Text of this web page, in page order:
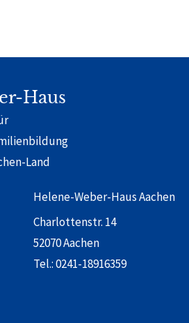
Haus
Land
Helene-Weber-Haus Aachen
Charlottenstr. 14
52070 Aachen
Tel.:0241-18916359